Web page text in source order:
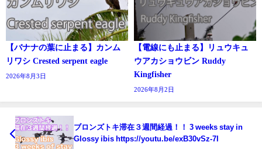
【バナナの葉に止まる】カンム
リワシ Crested serpent eagle
2026年8月3日
【電線にも止まる】リュウキュ
ウアカショウビン Ruddy
Kingfisher
2026年8月2日
ブロンズトキ滞在３週間経過！！ 3 weeks stay in
Glossy ibis https://youtu.be/exB30vSz-7I